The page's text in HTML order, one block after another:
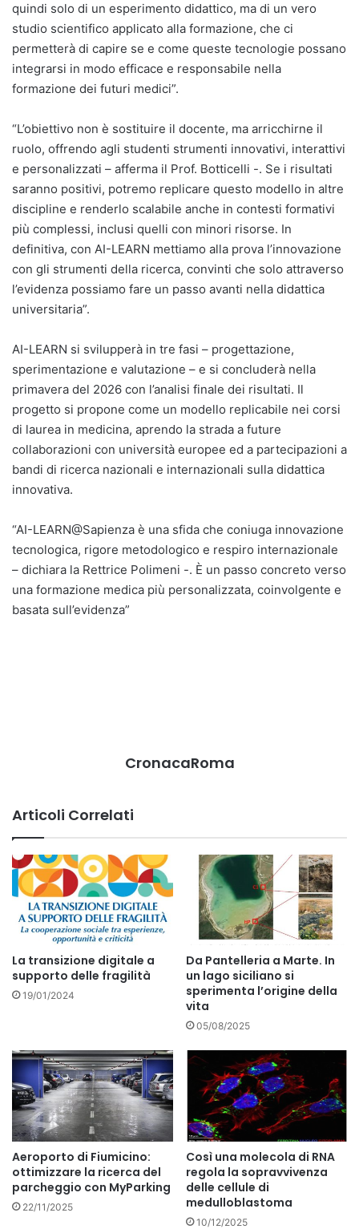
quindi solo di un esperimento didattico, ma di un vero
studio scientifico applicato alla formazione, che ci
permetterà di capire se e come queste tecnologie possano
integrarsi in modo efficace e responsabile nella
formazione dei futuri medici”.
“L’obiettivo non è sostituire il docente, ma arricchirne il
ruolo, offrendo agli studenti strumenti innovativi, interattivi
e personalizzati – afferma il Prof. Botticelli -. Se i risultati
saranno positivi, potremo replicare questo modello in altre
discipline e renderlo scalabile anche in contesti formativi
più complessi, inclusi quelli con minori risorse. In
definitiva, con AI-LEARN mettiamo alla prova l’innovazione
con gli strumenti della ricerca, convinti che solo attraverso
l’evidenza possiamo fare un passo avanti nella didattica
universitaria”.
AI-LEARN si svilupperà in tre fasi – progettazione,
sperimentazione e valutazione – e si concluderà nella
primavera del 2026 con l’analisi finale dei risultati. Il
progetto si propone come un modello replicabile nei corsi
di laurea in medicina, aprendo la strada a future
collaborazioni con università europee ed a partecipazioni a
bandi di ricerca nazionali e internazionali sulla didattica
innovativa.
“AI-LEARN@Sapienza è una sfida che coniuga innovazione
tecnologica, rigore metodologico e respiro internazionale
– dichiara la Rettrice Polimeni -. È un passo concreto verso
una formazione medica più personalizzata, coinvolgente e
basata sull’evidenza”
CronacaRoma
Articoli Correlati
La transizione digitale a
supporto delle fragilità
19/01/2024
Da Pantelleria a Marte. In
un lago siciliano si
sperimenta l’origine della
vita
05/08/2025
Aeroporto di Fiumicino:
ottimizzare la ricerca del
parcheggio con MyParking
22/11/2025
Così una molecola di RNA
regola la sopravvivenza
delle cellule di
medulloblastoma
10/12/2025